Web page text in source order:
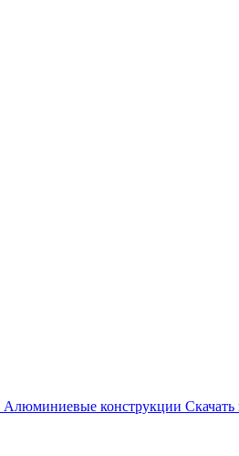
Алюминиевые конструкции Скачать